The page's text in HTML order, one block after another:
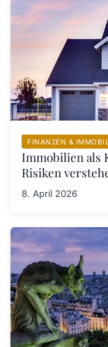
FINANZEN &
Immobilien als
Risiken
8. April 2026